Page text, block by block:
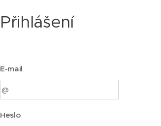
Přihlášení
E-mail
Heslo